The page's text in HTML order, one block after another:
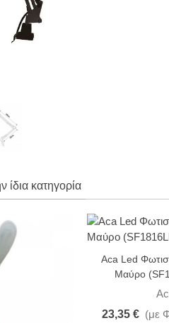
ίδια κατηγορία
-30%
Aca Led
Μαύρο
23,35 € (με